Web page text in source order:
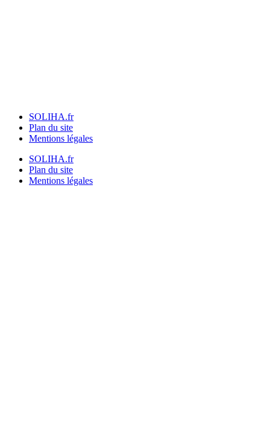
SOLIHA.fr
Plan du site
Mentions légales
SOLIHA.fr
Plan du site
Mentions légales